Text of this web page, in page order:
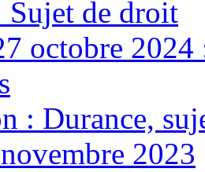
Sujet de droit
octobre 2024
: Durance,
2023